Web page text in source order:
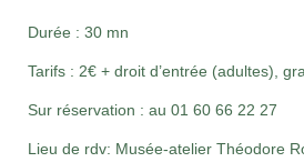
Durée : 30 mn
Tarifs : 2€ + droit d’entrée (adultes),
Sur réservation : au 01 60 66 22 27
Lieu de rdv: Musée-atelier Théodore